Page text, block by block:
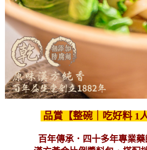
品賞【整碗｜吃好料 1
百年傳承．四十多年專業